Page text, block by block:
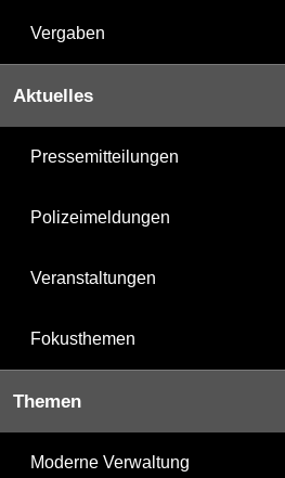
Vergaben
Aktuelles
Pressemitteilungen
Polizeimeldungen
Veranstaltungen
Fokusthemen
Themen
Moderne Verwaltung